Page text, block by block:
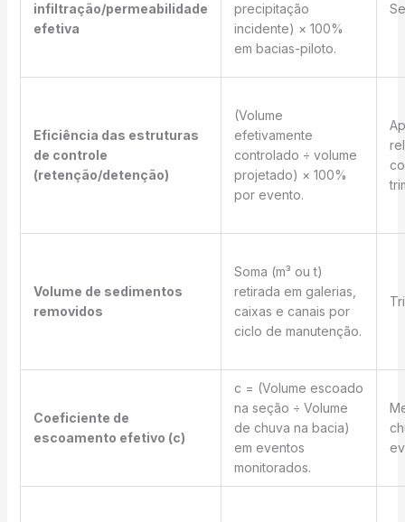
infiltração/permeabilidade
efetiva
precipitação
incidente) × 100%
em bacias-piloto.
Eficiência das estruturas
de controle
(retenção/detenção)
(Volume
efetivamente
controlado ÷ volume
projetado) × 100%
por evento.
Volume de sedimentos
removidos
Soma (m³ ou t)
retirada em galerias,
caixas e canais por
ciclo de manutenção.
Coeficiente de
escoamento efetivo (c)
c = (Volume escoado
na seção ÷ Volume
de chuva na bacia)
em eventos
monitorados.